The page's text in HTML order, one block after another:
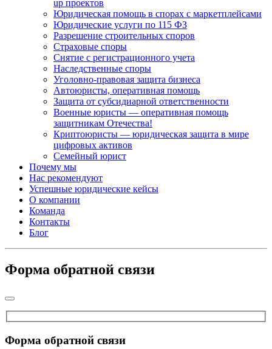
up проектов
Юридическая помощь в спорах с маркетплейсами
Юридические услуги по 115 ФЗ
Разрешение строительных споров
Страховые споры
Снятие с регистрационного учета
Наследственные споры
Уголовно-правовая защита бизнеса
Автоюристы, оперативная помощь
Защита от субсидиарной ответственности
Военные юристы — оперативная помощь
защитникам Отечества!
Криптоюристы — юридическая защита в мире
цифровых активов
Семейный юрист
Почему мы
Нас рекомендуют
Успешные юридические кейсы
О компании
Команда
Контакты
Блог
Форма обратной связи
Форма обратной связи